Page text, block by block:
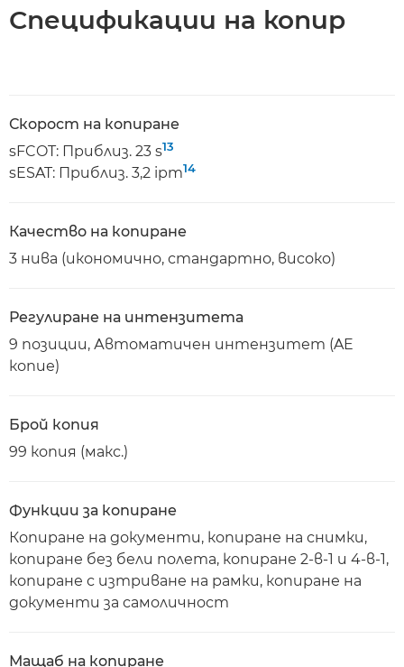
Спецификации на копир
Скорост на копиране
sFCOT: Приблиз. 23 s13
sESAT: Приблиз. 3,2 ipm14
Качество на копиране
3 нива (икономично, стандартно, високо)
Регулиране на интензитета
9 позиции, Автоматичен интензитет (AE
копие)
Брой копия
99 копия (макс.)
Функции за копиране
Копиране на документи, копиране на снимки,
копиране без бели полета, копиране 2-в-1 и 4-в-1,
копиране с изтриване на рамки, копиране на
документи за самоличност
Мащаб на копиране